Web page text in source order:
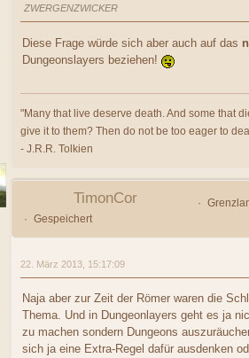
ZWERGENZWICKER
Diese Frage würde sich aber auch auf das
Dungeonslayers beziehen!
"Many that live deserve death. And some that
give it to them? Then do not be too eager to
- J.R.R. Tolkien
TimonCor
Gespeichert
22. März 2013, 15:17:09
Naja aber zur Zeit der Römer waren die
Thema. Und in Dungeonlayers geht es ja
zu machen sondern Dungeons
sich ja eine Extra-Regel dafür ausdenken